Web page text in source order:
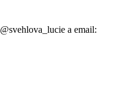
a email: